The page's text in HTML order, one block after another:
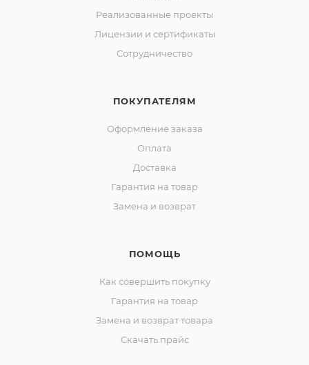
Реализованные проекты
Лицензии и сертификаты
Сотрудничество
ПОКУПАТЕЛЯМ
Оформление заказа
Оплата
Доставка
Гарантия на товар
Замена и возврат
ПОМОЩЬ
Как совершить покупку
Гарантия на товар
Замена и возврат товара
Скачать прайс